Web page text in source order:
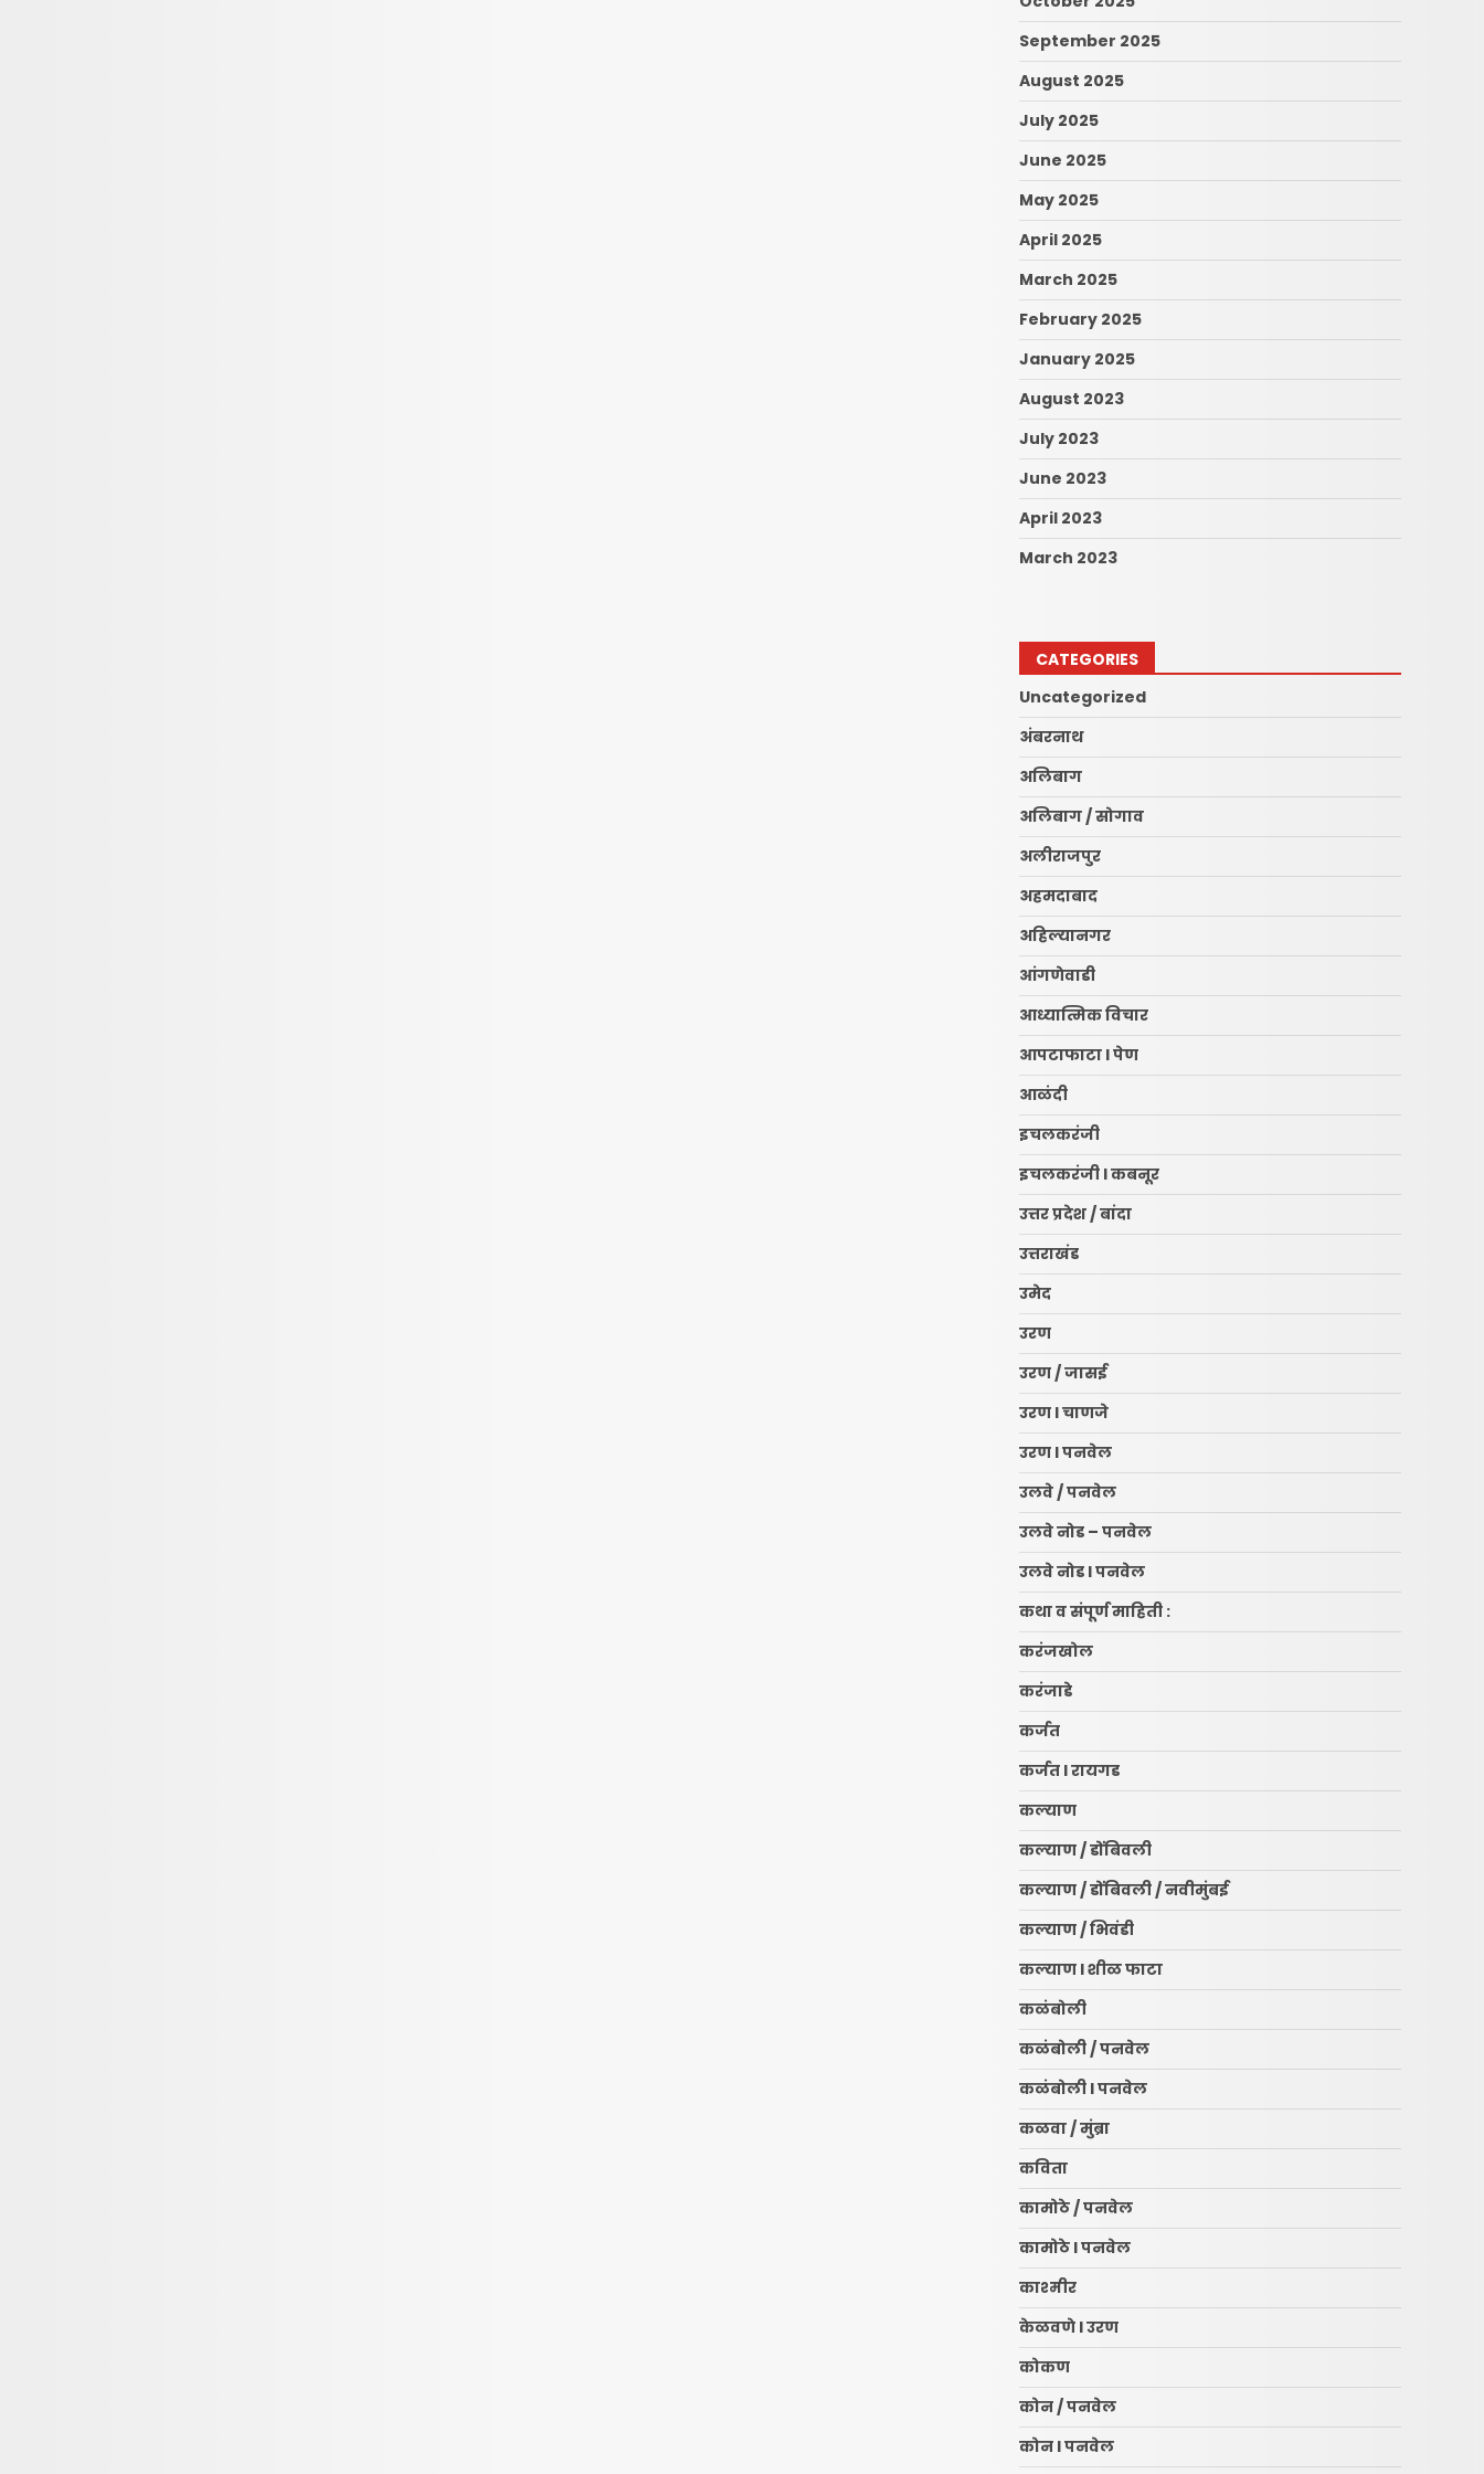
September 2025
August 2025
July 2025
June 2025
May 2025
April 2025
March 2025
February 2025
January 2025
August 2023
July 2023
June 2023
April 2023
March 2023
CATEGORIES
Uncategorized
अंबरनाथ
अलिबाग
अलिबाग / सोगाव
अलीराजपुर
अहमदाबाद
अहिल्यानगर
आंगणेवाडी
आध्यात्मिक विचार
आपटाफाटा l पेण
आळंदी
इचलकरंजी
इचलकरंजी l कबनूर
उत्तर प्रदेश / बांदा
उत्तराखंड
उमेद
उरण
उरण / जासई
उरण l चाणजे
उरण l पनवेल
उलवे / पनवेल
उलवे नोड – पनवेल
उलवे नोड l पनवेल
कथा व संपूर्ण माहिती :
करंजखोल
करंजाडे
कर्जत
कर्जत l रायगड
कल्याण
कल्याण / डोंबिवली
कल्याण / डोंबिवली / नवीमुंबई
कल्याण / भिवंडी
कल्याण l शीळ फाटा
कळंबोली
कळंबोली / पनवेल
कळंबोली l पनवेल
कळवा / मुंब्रा
कविता
कामोठे / पनवेल
कामोठे l पनवेल
काश्मीर
केळवणे l उरण
कोकण
कोन / पनवेल
कोन l पनवेल